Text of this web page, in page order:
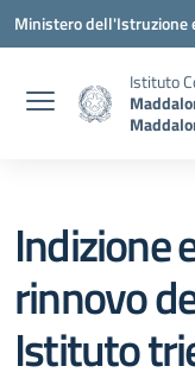
Vai ai contenuti
Vai al menu di navigazione
Vai al footer
Ministero dell'Istruzione
Istituto
Indizione
rinnovo
Istituto